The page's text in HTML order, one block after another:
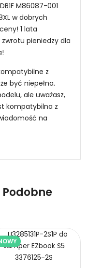
M86087-001
w dobrych
1 lata
pieniedzy dla
z
być niepełna.
ale uważasz,
kompatybilna z
na